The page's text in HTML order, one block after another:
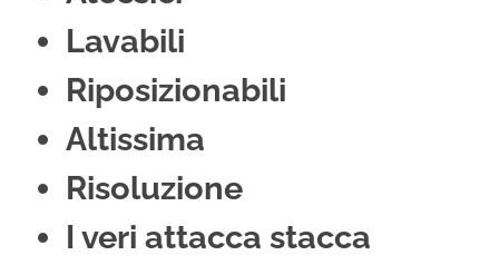
Lavabili
Riposizionabili
Altissima
Risoluzione
I veri attacca stacca